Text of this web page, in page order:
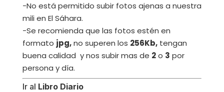
-No está permitido subir fotos ajenas a nuestra
mili en El Sáhara.
-Se recomienda que las fotos estén en
formato jpg,no superen los 256Kb,tengan
buena calidad y nos subir mas de 2o 3 por
persona y día.
Ir al Libro Diario